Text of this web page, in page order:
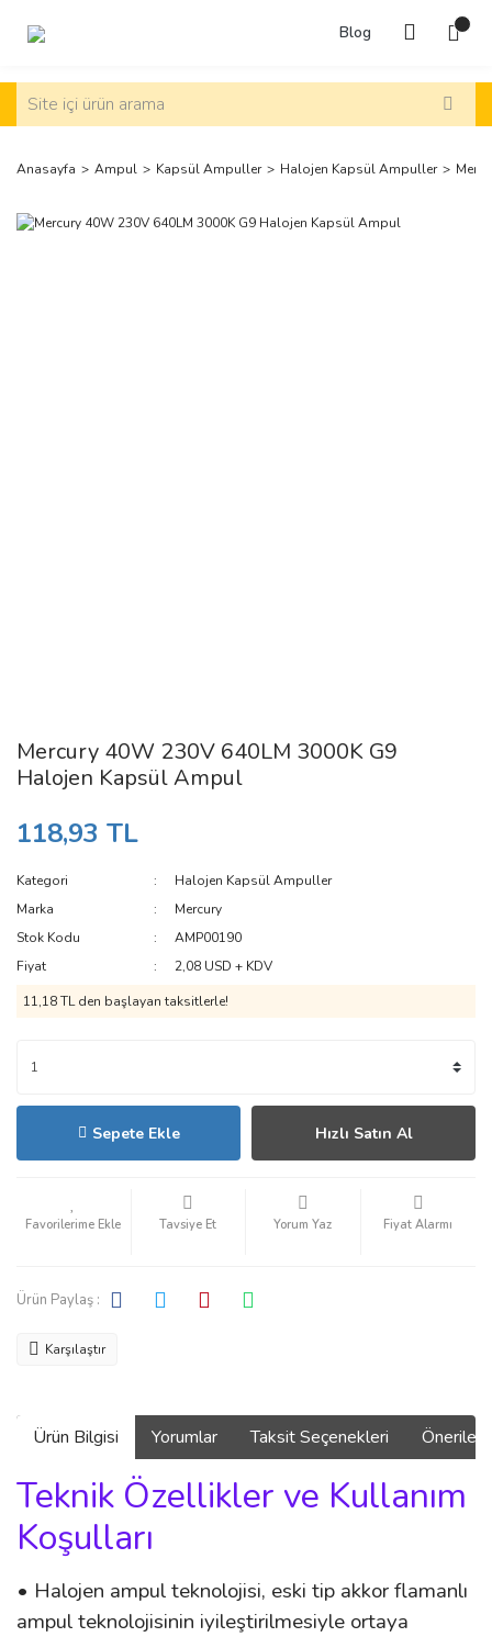
Blog
Anasayfa Ampul Kapsül Ampuller Halojen Kapsül Ampuller
Mercury 40W 230V 640LM 3000K G9
Halojen Kapsül Ampul
118,93 TL
Kategori
Halojen Kapsül Ampuller
Marka
Mercury
Stok Kodu
AMP00190
Fiyat
2,08 USD + KDV
11,18 TL den başlayan taksitlerle!
Sepete Ekle Hızlı Satın Al
Tavsiye Et Yorum Yaz Fiyat Alarmı
Ürün Paylaş :
Karşılaştır
Ürün Bilgisi Yorumlar Taksit Seçenekleri
Teknik Özellikler ve Kullanım
Koşulları
• Halojen ampul teknolojisi, eski tip akkor flamanlı
ampul teknolojisinin iyileştirilmesiyle ortaya